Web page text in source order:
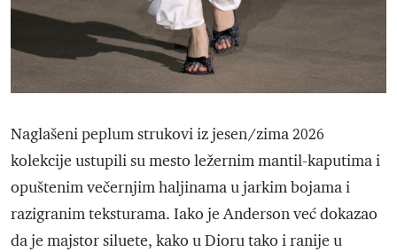
Naglašeni peplum strukovi iz jesen/zima 2026
kolekcije ustupili su mesto ležernim mantil-kaputima i
opuštenim večernjim haljinama u jarkim bojama i
razigranim teksturama. Iako je Anderson već dokazao
da je majstor siluete, kako u Dioru tako i ranije u